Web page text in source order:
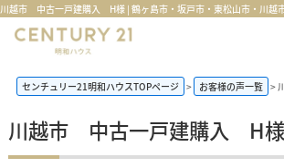
センチュリー21明和ハウスTOPページ お客様の声一覧
川越市 中古一戸建購入 H様